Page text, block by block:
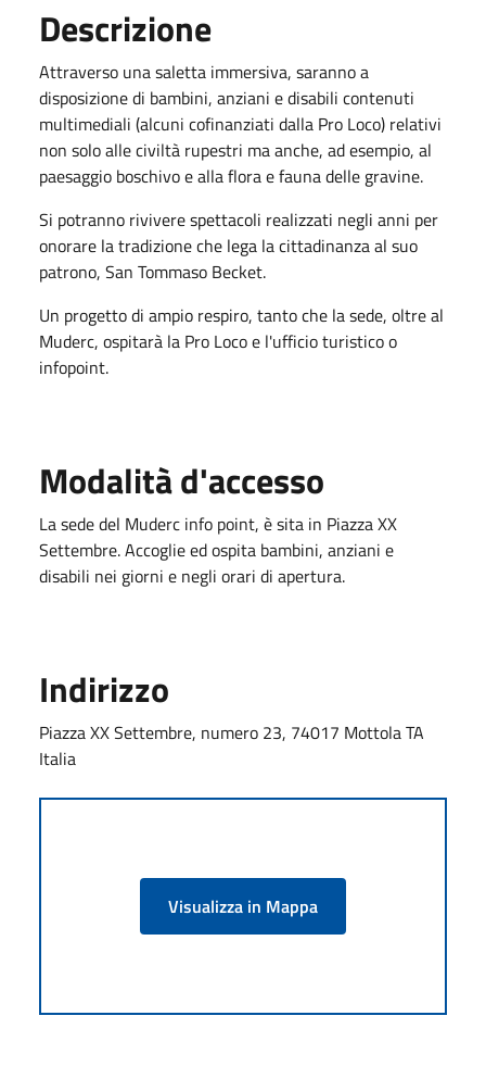
Descrizione
Attraverso una saletta immersiva, saranno a
disposizione di bambini, anziani e disabili contenuti
multimediali (alcuni cofinanziati dalla Pro Loco) relativi
non solo alle civiltà rupestri ma anche, ad esempio, al
paesaggio boschivo e alla flora e fauna delle gravine.
Si potranno rivivere spettacoli realizzati negli anni per
onorare la tradizione che lega la cittadinanza al suo
patrono, San Tommaso Becket.
Un progetto di ampio respiro, tanto che la sede, oltre al
Muderc, ospitarà la Pro Loco e l'ufficio turistico o
infopoint.
Modalità d'accesso
La sede del Muderc info point, è sita in Piazza XX
Settembre. Accoglie ed ospita bambini, anziani e
disabili nei giorni e negli orari di apertura.
Indirizzo
Piazza XX Settembre, numero 23, 74017 Mottola TA
Italia
Visualizza in Mappa